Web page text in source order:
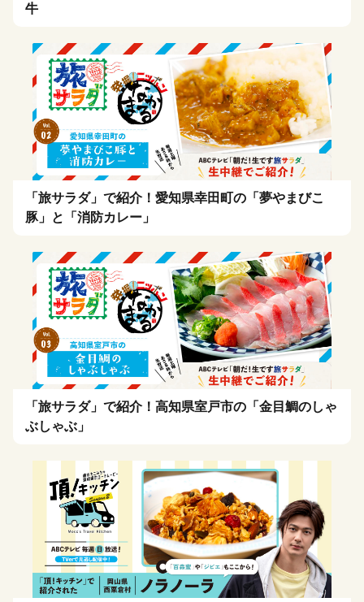
牛
「旅サラダ」で紹介！愛知県幸田町の「夢やまびこ
豚」と「消防カレー」
「旅サラダ」で紹介！高知県室戸市の「金目鯛のしゃ
ぶしゃぶ」